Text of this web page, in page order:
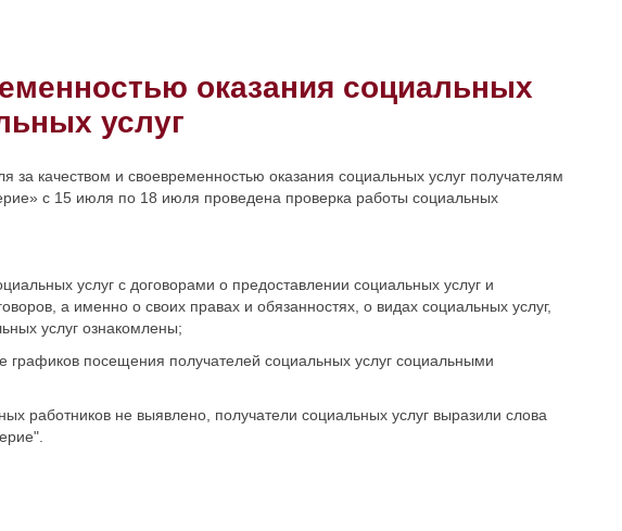
оказания социальных
услуг
качеством и своевременностью оказания социальных услуг получателям
с 15 июля по 18 июля проведена проверка работы социальных
услуг с договорами о предоставлении социальных услуг и
а именно о своих правах и обязанностях, о видах социальных услуг,
услуг ознакомлены;
графиков посещения получателей социальных услуг социальными
работников не выявлено, получатели социальных услуг выразили слова